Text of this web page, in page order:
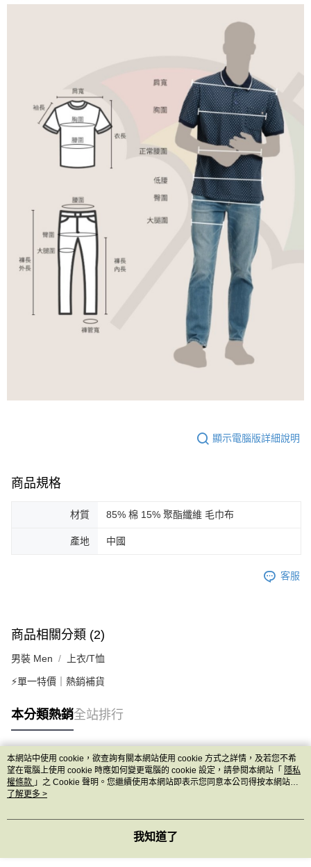
顯示電腦版詳細說明
商品規格
材質 85% 棉 15% 聚酯纖維 毛巾布
產地 中國
客服
商品相關分類 (2)
男裝 Men 上衣/T恤
⚡單一特價｜熱銷補貨
本分類熱銷全站排行
熱門標籤
本網站中使用 cookie，欲查詢有關本網站使用 cookie 方式之詳情，及若您不希
望在電腦上使用 cookie 時應如何變更電腦的 cookie 設定，請參閱本網站「 隱私
權條款 」之 Cookie 聲明。您繼續使用本網站即表示您同意本公司得按本網站使
用條款之 Cookie 聲明使用 cookie。
了解更多 >
我知道了